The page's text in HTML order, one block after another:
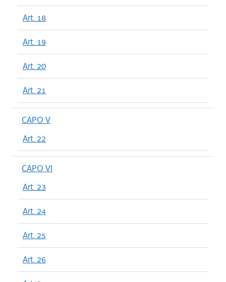
Art. 18
Art. 19
Art. 20
Art. 21
CAPO V
Art. 22
CAPO VI
Art. 23
Art. 24
Art. 25
Art. 26